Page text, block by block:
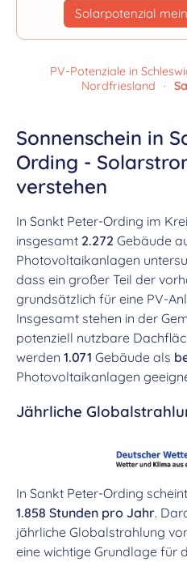
Solarpotenzial
PV-Potenziale in
Nordfriesland
·
Sonnenschein in
Ording -
verstehen
In Sankt Peter-Ording im
insgesamt 2.272 Gebäude
Photovoltaikanlagen
dass ein großer Teil der
grundsätzlich für eine PV-
Insgesamt stehen in der
potenziell nutzbare
werden 1.071 Gebäude als
Photovoltaikanlagen
Jährliche
In Sankt Peter-Ording
1.858 Stunden pro Jahr.
jährliche Globalstrahlung
eine wichtige Grundlage für